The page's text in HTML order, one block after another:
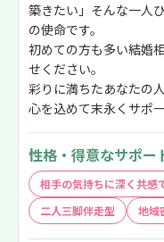
築きたい」そんな一人
の使命です。
初めての方も多い結婚
せください。
彩りに満ちたあなたの
心を込めて末永くサポ
性格・得意なサポー
相手の気持ちに深く共感
二人三脚伴走型
地域